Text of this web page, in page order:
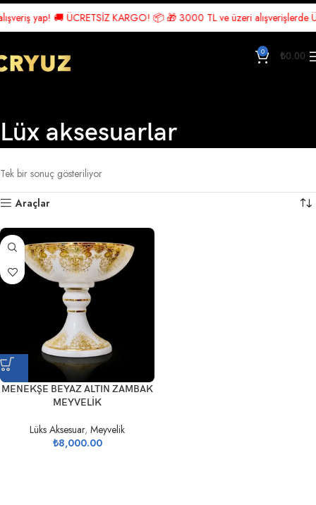
yap! 🚚 ÜCRETSİZ KARGO! 📦 🎁 3000 TL ve üzeri alışverişlerde
0 ₺0.00
Lüx aksesuarlar
Tek bir sonuç gösteriliyor
Araçlar
MENEKŞE BEYAZ ALTIN ZAMBAK
MEYVELİK
Lüks Aksesuar, Meyvelik
₺8,000.00